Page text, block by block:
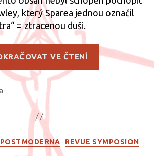
který Sparea jednou označil
= ztracenou duši.
VE ČTENÍ
„Kia,
symbolika
Austina
RubrikyREVUE SYMPOSION